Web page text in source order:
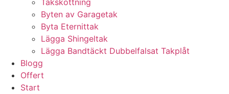
Takskottning
Byten av Garagetak
Byta Eternittak
Lägga Shingeltak
Lägga Bandtäckt Dubbelfalsat Takplåt
Blogg
Offert
Start